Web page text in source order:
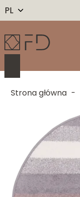
PL
Strona główna -